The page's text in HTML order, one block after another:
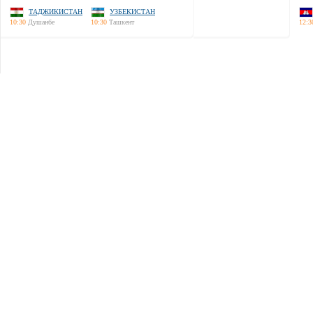
ТАДЖИКИСТАН
10:30 Душанбе
УЗБЕКИСТАН
10:30 Ташкент